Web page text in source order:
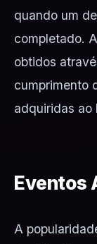
quando um
completado.
obtidos
cumprimento
adquiridas ao
Eventos
A